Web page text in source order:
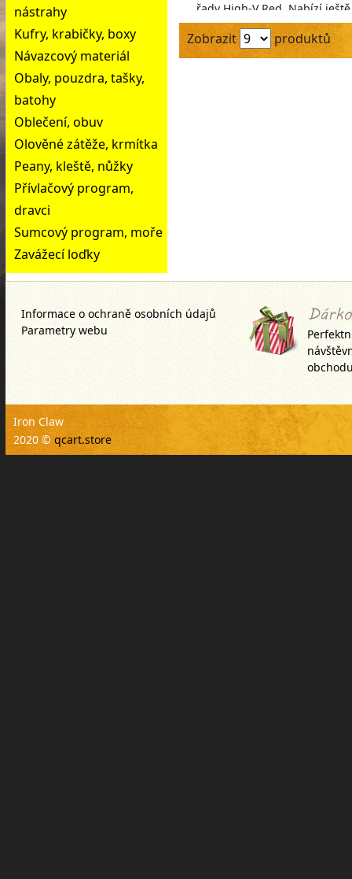
nástrahy
Kufry, krabičky, boxy
Návazcový materiál
Obaly, pouzdra, tašky,
batohy
Oblečení, obuv
Olověné zátěže, krmítka
Peany, kleště, nůžky
Přívlačový program,
dravci
Sumcový program, moře
Zavážecí loďky
řady High-V Red. Nabízí ještě
rychlejší akci, nižší hmotnost
skvělou citlivost
Zobrazit produktů
Informace o ochraně osobních údajů
Parametry webu
Iron Claw
2020 © qcart.store